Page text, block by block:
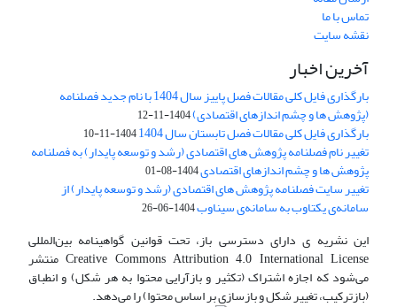
تماس با ما
نقشه سایت
آخرین اخبار
بارگذاری فایل کلی مقالات فصل پاییز سال 1404 با نام جدید فصلنامه
(پژوهش ها و چشم اندازهای اقتصادی)1404-11-12
بارگذاری فایل کلی مقالات فصل تابستان سال 1404 1404-11-10
تغییر نام فصلنامه پژوهش های اقتصادی (رشد و توسعه پایدار) به فصلنامه
پژوهش ها و چشم اندازهای اقتصادی1404-08-01
تغییر سایت فصلنامه پژوهش های اقتصادی (رشد و توسعه پایدار) از
سامانه‌ی یکتاوب به سامانه‌ی سیناوب1404-06-26
این نشریه ی دارای دسترسی باز، تحت قوانین گواهینامه بین‌المللی
Creative Commons Attribution 4.0 International License منتشر
می‌شود که اجازه اشتراک (تکثیر و بازآرایی محتوا به هر شکل) و انطباق
(بازترکیب، تغییر شکل و بازسازی بر اساس محتوا) را می‌دهد.